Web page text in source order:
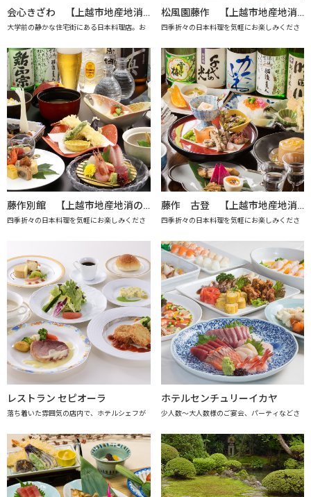
会心きざわ 【上越市地産地消の店認定店】
大学前の静かな住宅街にある日本料理店。お
松風園藤作 【上越市地産地消の店認定店】
四季折々の日本料理を気軽にお楽しみくださ
藤作別館 【上越市地産地消の店認定店】
四季折々の日本料理を気軽にお楽しみくださ
藤作 古登 【上越市地産地消の店認定店】
四季折々の日本料理を気軽にお楽しみくださ
レストラン セピオーラ
落ち着いた雰囲気の店内で、ホテルシェフが
ホテルセンチュリーイカヤ
少人数～大人数様のご宴会、パーティなどさ